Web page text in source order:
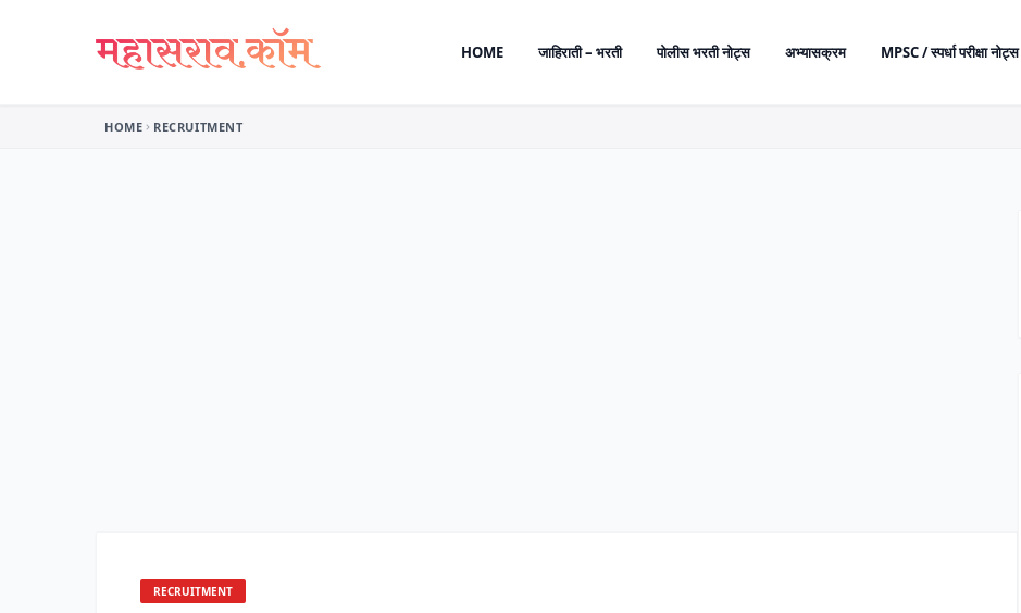
HOME जाहिराती – भरती पोलीस भरती नोट्स अभ्यासक्रम MPSC / स्पर्धा परीक्षा नोट्स
HOME RECRUITMENT
RECRUITMENT